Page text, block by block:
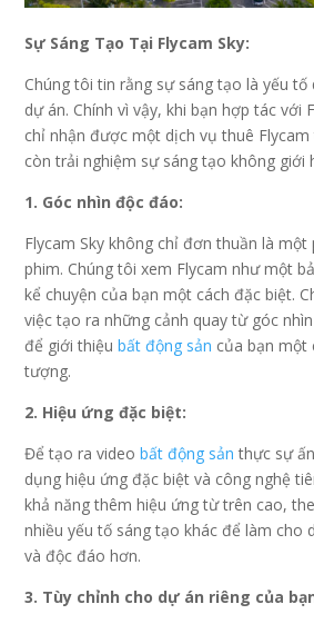
Sự Sáng Tạo Tại Flycam Sky:
Chúng tôi tin rằng sự sáng tạo là yếu
dự án. Chính vì vậy, khi bạn hợp tác với
chỉ nhận được một dịch vụ thuê
còn trải nghiệm sự sáng tạo không giới
1. Góc nhìn độc đáo:
Flycam Sky không chỉ đơn thuần là
phim. Chúng tôi xem Flycam như một
kể chuyện của bạn một cách đặc biệt.
việc tạo ra những cảnh quay từ góc
để giới thiệubất động sản của bạn một
tượng.
2. Hiệu ứng đặc biệt:
Để tạo ra videobất động sản thực sự
dụng hiệu ứng đặc biệt và công nghệ
khả năng thêm hiệu ứng từ trên cao,
nhiều yếu tố sáng tạo khác để làm cho
và độc đáo hơn.
3. Tùy chỉnh cho dự án riêng của